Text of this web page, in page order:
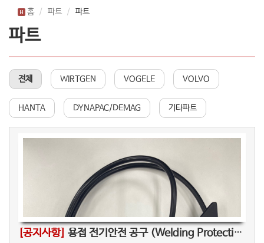
홈 파트 파트
파트
전체 WIRTGEN VOGELE VOLVO
HANTA DYNAPAC/DEMAG 기타파트
[공지사항] 용접 전기안전 공구 (Welding Protection)